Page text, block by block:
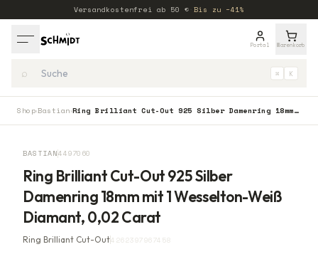
Versandkostenfrei ab 50 € Bis zu −41%
Portal Warenkorb
⌕ ⌘ K
Shop›Bastian› Ring Brilliant Cut-Out 925 Silber Damenring 18mm mit 1 Wesselton-Weiß Diamant, 0,02 Carat
BASTIAN4497060
Ring Brilliant Cut-Out 925 Silber
Damenring 18mm mit 1 Wesselton-Weiß
Diamant, 0,02 Carat
Ring Brilliant Cut-Out4262397967458